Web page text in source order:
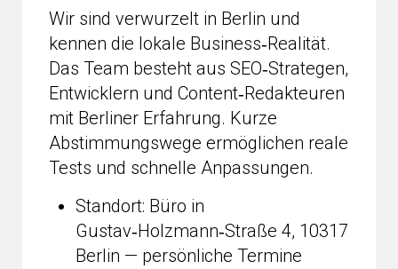
Wir sind verwurzelt in Berlin und
kennen die lokale Business‑Realität.
Das Team besteht aus SEO‑Strategen,
Entwicklern und Content‑Redakteuren
mit Berliner Erfahrung. Kurze
Abstimmungswege ermöglichen reale
Tests und schnelle Anpassungen.
Standort: Büro in
Gustav‑Holzmann‑Straße 4, 10317
Berlin — persönliche Termine